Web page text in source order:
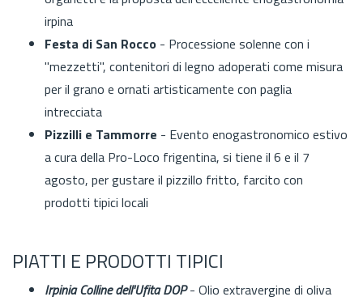
irpina
Festa di San Rocco - Processione solenne con i
"mezzetti", contenitori di legno adoperati come misura
per il grano e ornati artisticamente con paglia
intrecciata
Pizzilli e Tammorre - Evento enogastronomico estivo
a cura della Pro-Loco frigentina, si tiene il 6 e il 7
agosto, per gustare il pizzillo fritto, farcito con
prodotti tipici locali
PIATTI E PRODOTTI TIPICI
Irpinia Colline dell'Ufita DOP- Olio extravergine di oliva